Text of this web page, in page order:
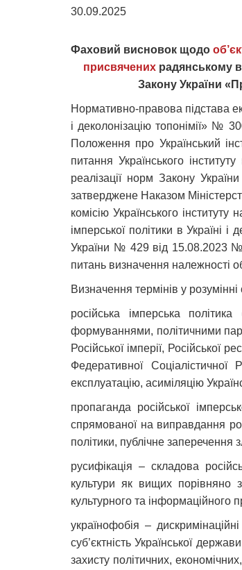
30.09.2025
Фаховий висновок щодо
присвячених радянському
Закону України
Нормативно-правова підстава
і деколонізацію топонімії» №
Положення про Український
питання Українського
реалізації норм Закону
затверджене Наказом
комісію Українського
імперської політики в Україні
України № 429 від 15.08.2023 №
питань визначення належності
Визначення термінів у розумінні
російська імперська
формуваннями, політичними
Російської імперії, Російської
Федеративної
експлуатацію, асиміляцію
пропаганда російської
спрямованої на виправдання
політики, публічне заперечення
русифікація – складова
культури як вищих порівняно
культурного та інформаційного
українофобія –
суб’єктність Української
захисту політичних,